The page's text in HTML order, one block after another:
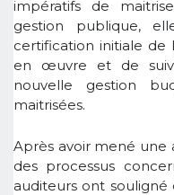
impératifs de
gestion publique,
certification initiale de
en œuvre et de
nouvelle gestion
maitrisées.
Après avoir mené une
des processus
auditeurs ont souligné